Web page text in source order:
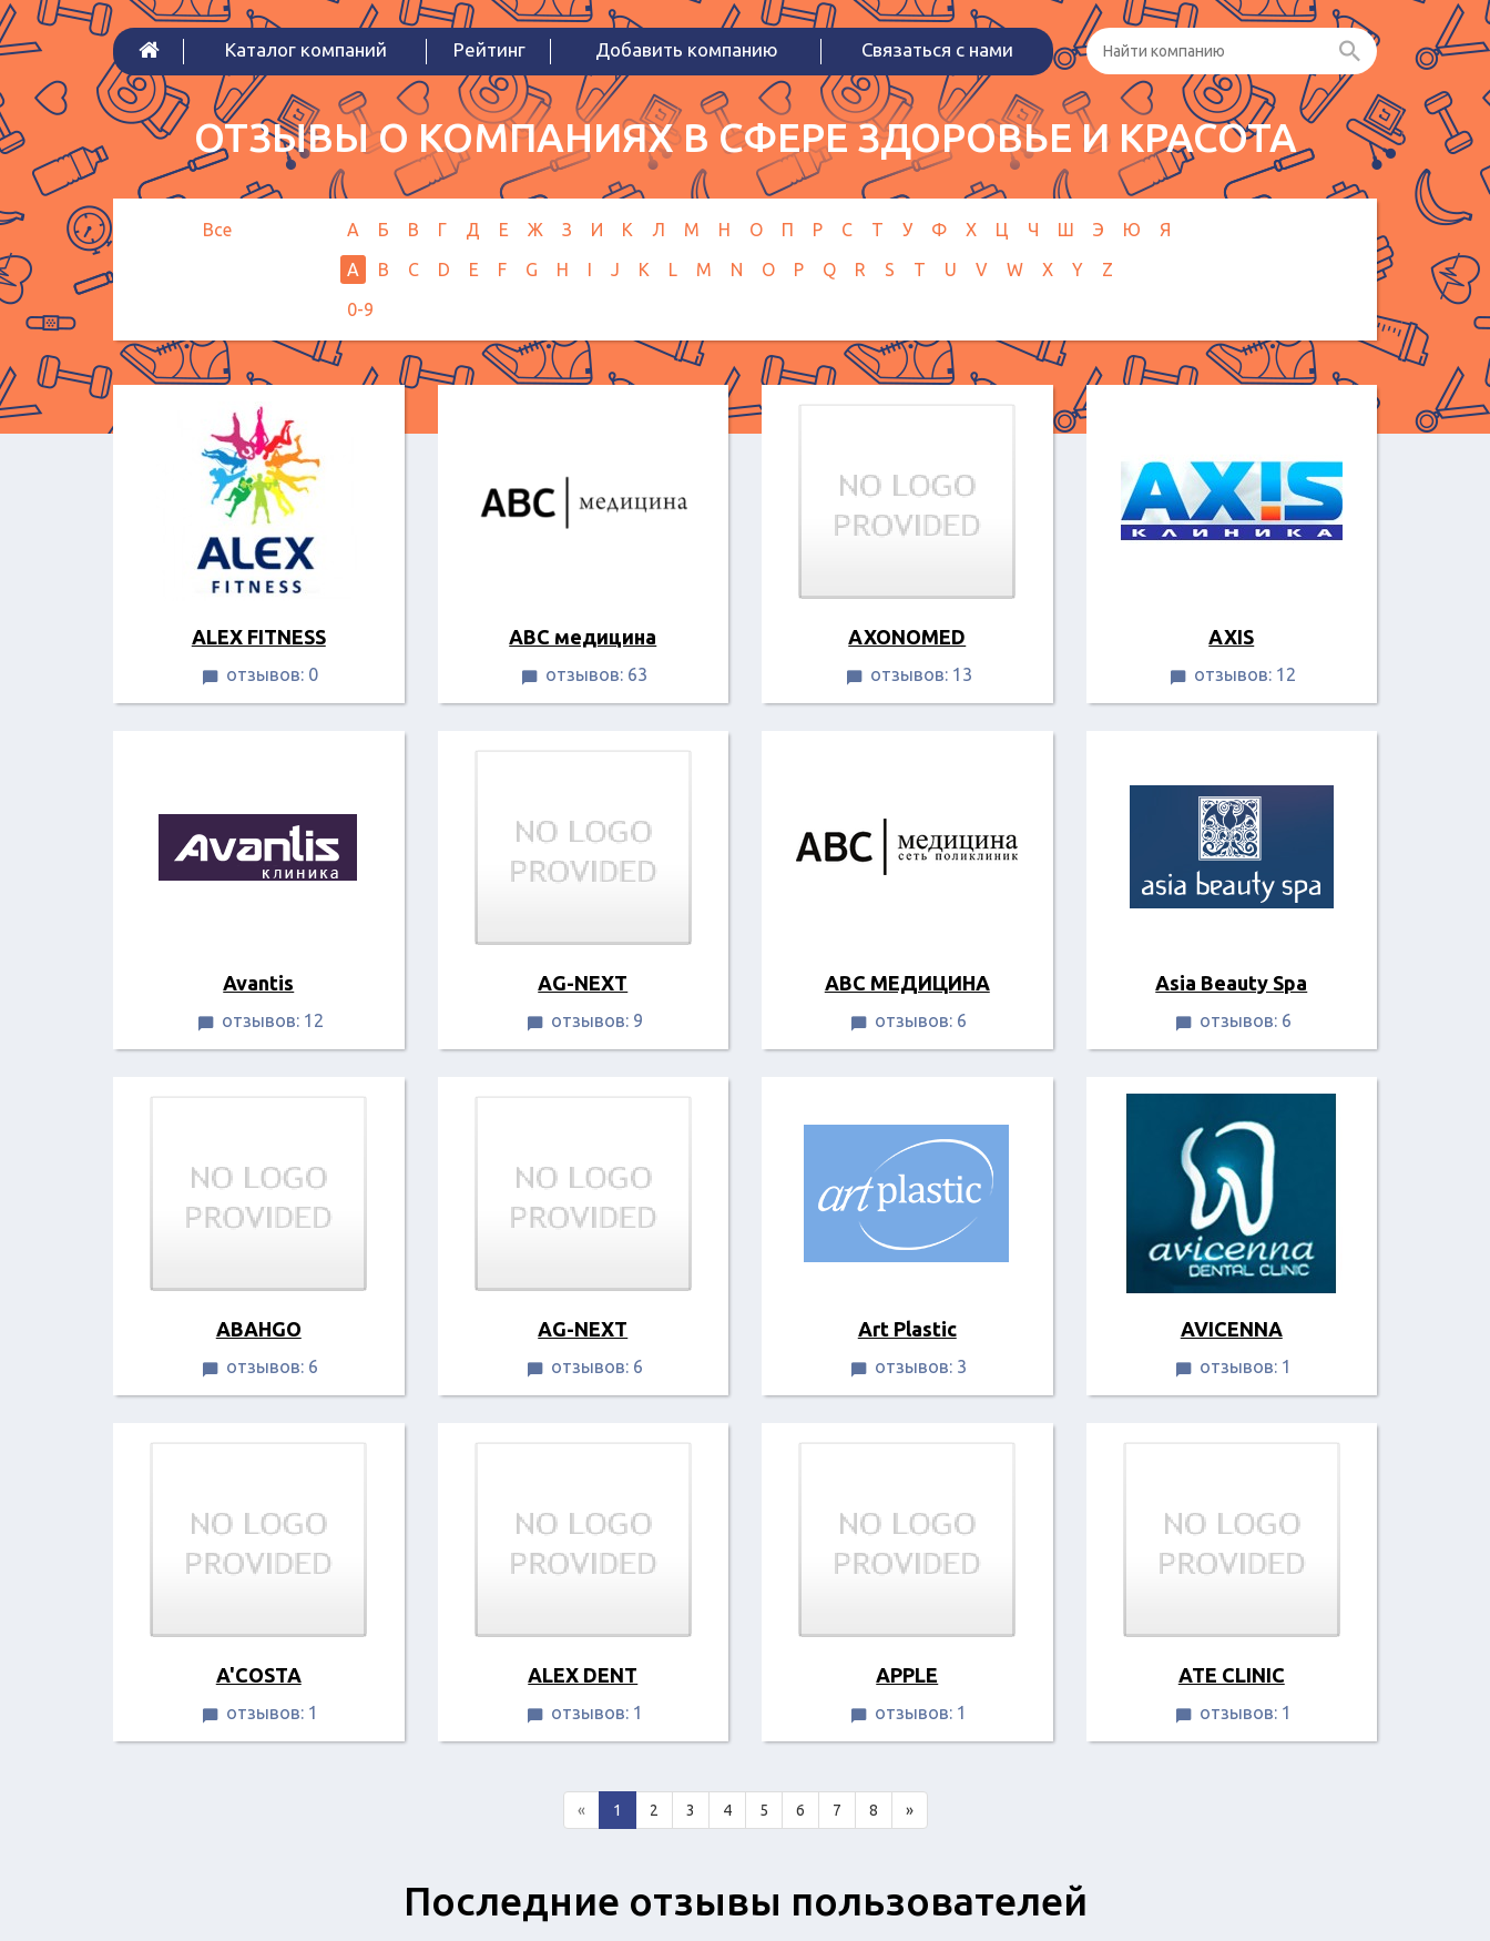
Каталог компаний Рейтинг Добавить компанию Связаться с нами
ОТЗЫВЫ О КОМПАНИЯХ В СФЕРЕ ЗДОРОВЬЕ И КРАСОТА
Все А Б В Г Д Е Ж З И К Л М Н О П Р С Т У Ф Х Ц Ч Ш Э Ю
Я
A
B C D E F G H I J K L M N O P Q R S T U V W X Y
Z
0-9
ALEX FITNESS
 отзывов: 0
ABC медицина
 отзывов: 63
AXONOMED
 отзывов: 13
AXIS
 отзывов: 12
Avantis
 отзывов: 12
AG-NEXT
 отзывов: 9
ABC МЕДИЦИНА
 отзывов: 6
Asia Beauty Spa
 отзывов: 6
ABAHGO
 отзывов: 6
AG-NEXT
 отзывов: 6
Art Plastic
 отзывов: 3
AVICENNA
 отзывов: 1
A'COSTA
 отзывов: 1
ALEX DENT
 отзывов: 1
APPLE
 отзывов: 1
ATE CLINIC
 отзывов: 1
« 1 2 3 4 5 6 7 8 »
Последние отзывы пользователей